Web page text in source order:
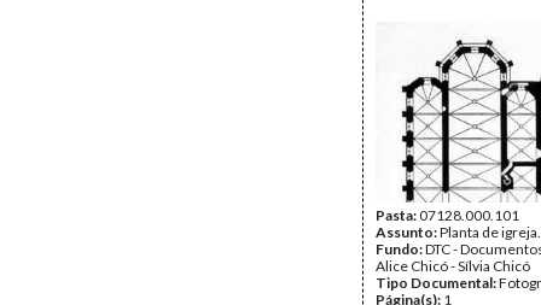
Pasta:07128.000.101
Assunto:Planta de
Fundo:DTC -
Alice Chicó - Sílvia Chicó
Tipo Documental:
Página(s): 1